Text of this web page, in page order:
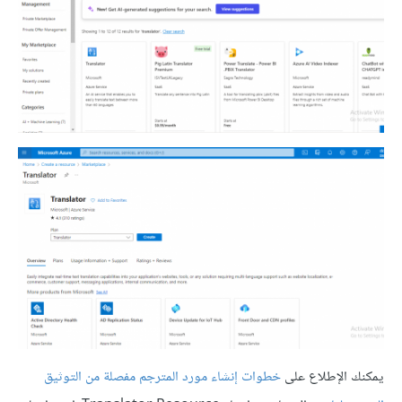
يمكنك الإطلاع علىخطوات إنشاء مورد المترجم مفصلة من التوثيق